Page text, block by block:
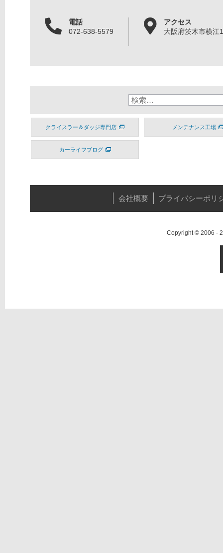
電話
072-638-5579
アクセス
大阪府茨木市横江
クライスラー＆ダッジ専門店 メンテナンス工場
カーライフブログ
会社概要 プライバシーポリ
Copyright © 2006 -